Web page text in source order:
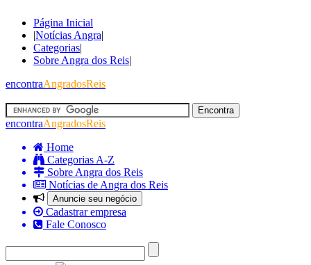
Página Inicial
|Notícias Angra|
Categorias|
Sobre Angra dos Reis|
encontraAngradosReis
encontraAngradosReis
Home
Categorias A-Z
Sobre Angra dos Reis
Notícias de Angra dos Reis
Anuncie seu negócio
Cadastrar empresa
Fale Conosco